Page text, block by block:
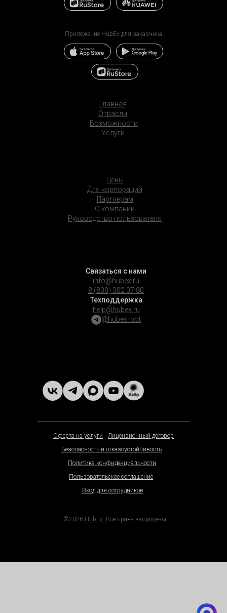
Оферта на услуги
Лицензионный договор
Безопасность и отказоустойчивость
Политика конфиденциальности
Пользовательское соглашение
Вход для сотрудников
Связаться с нами
info@hubex.ru
8 (800) 302 07 80
Техподдержка
help@hubex.ru
@hubex_bot
Цены
Для корпораций
Партнерам
О компании
Руководство пользователя
Главная
Отрасли
Возможности
Услуги
©2026 HubEx. Все права защищены
Приложение HubEx для заказчика